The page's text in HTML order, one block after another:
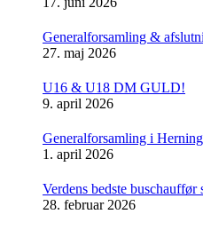
Generalforsamling &
27. maj 2026
U16 & U18 DM GULD!
9. april 2026
Generalforsamling i
1. april 2026
Verdens bedste buschauffør
28. februar 2026